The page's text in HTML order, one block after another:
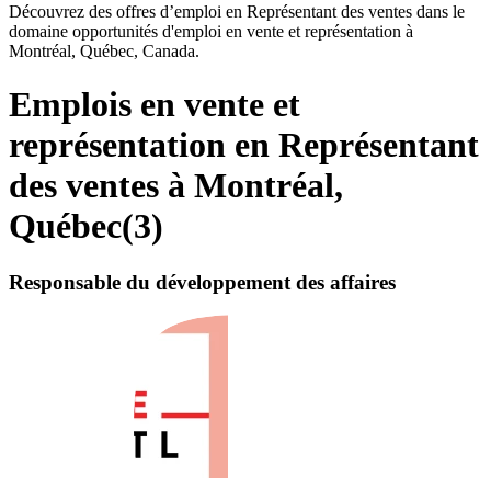
Découvrez des offres d’emploi en Représentant des ventes dans le
domaine opportunités d'emploi en vente et représentation à
Montréal, Québec, Canada.
Emplois en vente et
représentation en Représentant
des ventes à Montréal,
Québec(3)
Responsable du développement des affaires